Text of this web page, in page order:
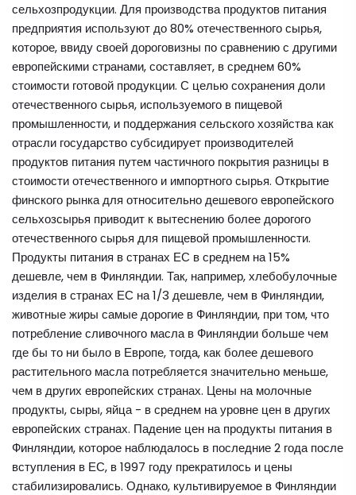
сельхозпродукции. Для производства продуктов питания
предприятия используют до 80% отечественного сырья,
которое, ввиду своей дороговизны по сравнению с другими
европейскими странами, составляет, в среднем 60%
стоимости готовой продукции. С целью сохранения доли
отечественного сырья, используемого в пищевой
промышленности, и поддержания сельского хозяйства как
отрасли государство субсидирует производителей
продуктов питания путем частичного покрытия разницы в
стоимости отечественного и импортного сырья. Открытие
финского рынка для относительно дешевого европейского
сельхозсырья приводит к вытеснению более дорогого
отечественного сырья для пищевой промышленности.
Продукты питания в странах ЕС в среднем на 15%
дешевле, чем в Финляндии. Так, например, хлебобулочные
изделия в странах ЕС на 1/3 дешевле, чем в Финляндии,
животные жиры самые дорогие в Финляндии, при том, что
потребление сливочного масла в Финляндии больше чем
где бы то ни было в Европе, тогда, как более дешевого
растительного масла потребляется значительно меньше,
чем в других европейских странах. Цены на молочные
продукты, сыры, яйца - в среднем на уровне цен в других
европейских странах. Падение цен на продукты питания в
Финляндии, которое наблюдалось в последние 2 года после
вступления в ЕС, в 1997 году прекратилось и цены
стабилизировались. Однако, культивируемое в Финляндии